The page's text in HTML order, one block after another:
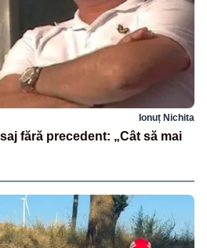
Ionuț Nichita
fără precedent: „Cât să mai